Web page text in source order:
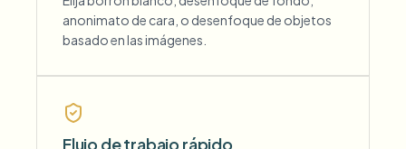
anonimato de cara, o desenfoque de objetos
basado en las imágenes.
Flujo de trabajo rápido